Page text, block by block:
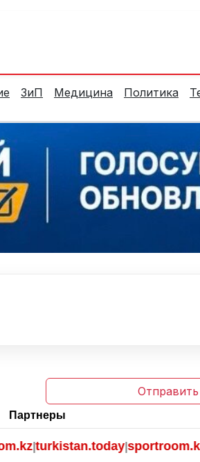
ЗиП Медицина Политика
Партнеры
|turkistan.today|sportroom.kz